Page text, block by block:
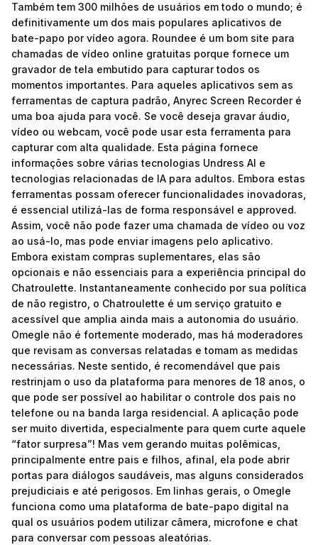
Também tem 300 milhões de usuários em todo o mundo; é
definitivamente um dos mais populares aplicativos de
bate-papo por vídeo agora. Roundee é um bom site para
chamadas de vídeo online gratuitas porque fornece um
gravador de tela embutido para capturar todos os
momentos importantes. Para aqueles aplicativos sem as
ferramentas de captura padrão, Anyrec Screen Recorder é
uma boa ajuda para você. Se você deseja gravar áudio,
vídeo ou webcam, você pode usar esta ferramenta para
capturar com alta qualidade. Esta página fornece
informações sobre várias tecnologias Undress AI e
tecnologias relacionadas de IA para adultos. Embora estas
ferramentas possam oferecer funcionalidades inovadoras,
é essencial utilizá-las de forma responsável e approved.
Assim, você não pode fazer uma chamada de vídeo ou voz
ao usá-lo, mas pode enviar imagens pelo aplicativo.
Embora existam compras suplementares, elas são
opcionais e não essenciais para a experiência principal do
Chatroulette. Instantaneamente conhecido por sua política
de não registro, o Chatroulette é um serviço gratuito e
acessível que amplia ainda mais a autonomia do usuário.
Omegle não é fortemente moderado, mas há moderadores
que revisam as conversas relatadas e tomam as medidas
necessárias. Neste sentido, é recomendável que pais
restrinjam o uso da plataforma para menores de 18 anos, o
que pode ser possível ao habilitar o controle dos pais no
telefone ou na banda larga residencial. A aplicação pode
ser muito divertida, especialmente para quem curte aquele
“fator surpresa”! Mas vem gerando muitas polêmicas,
principalmente entre pais e filhos, afinal, ela pode abrir
portas para diálogos saudáveis, mas alguns considerados
prejudiciais e até perigosos. Em linhas gerais, o Omegle
funciona como uma plataforma de bate-papo digital na
qual os usuários podem utilizar câmera, microfone e chat
para conversar com pessoas aleatórias.